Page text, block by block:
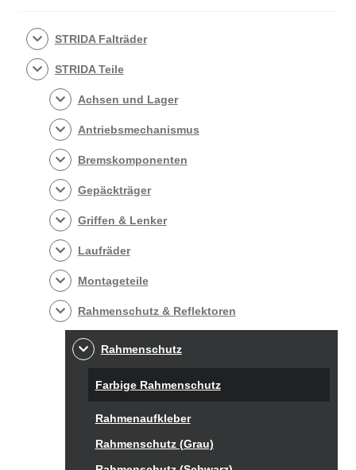
STRIDA Falträder
STRIDA Teile
Achsen und Lager
Antriebsmechanismus
Bremskomponenten
Gepäckträger
Griffen & Lenker
Laufräder
Montageteile
Rahmenschutz & Reflektoren
Rahmenschutz
Farbige Rahmenschutz
Rahmenaufkleber
Rahmenschutz (Grau)